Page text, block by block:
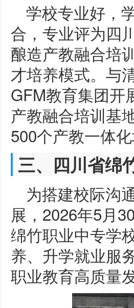
学校专业好，
合，专业评为四
酿造产教融合培
才培养模式。与
GFM教育集团开
产教融合培训基
500个产教一体化
三、四川省绵
为搭建校际沟
展，2026年5月
绵竹职业中专学
养、升学就业服
职业教育高质量